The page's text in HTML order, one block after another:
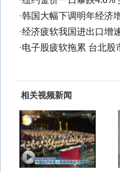
·韩国大幅下调明年经济
·经济疲软我国进出口增
·电子股疲软拖累 台北股
相关视频新闻